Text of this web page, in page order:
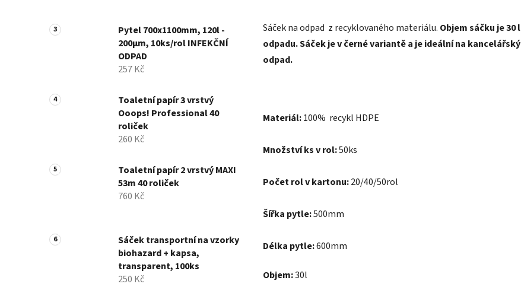
Pytel 700x1100mm, 120l -
200µm, 10ks/rol INFEKČNÍ
ODPAD
257 Kč
Toaletní papír 3 vrstvý
Ooops! Professional 40
roliček
260 Kč
Toaletní papír 2 vrstvý MAXI
53m 40 roliček
760 Kč
Sáček transportní na vzorky
biohazard + kapsa,
transparent, 100ks
250 Kč
Sáček na odpad z recyklovaného materiálu. Objem sáčku je 30l
odpadu. Sáček je v černé variantě a je ideální na kancelářský
odpad.
Materiál:100% recykl HDPE
Množství ks v rol:50ks
Počet rol v kartonu:20/40/50rol
Šířka pytle:500mm
Délka pytle:600mm
Objem:30l